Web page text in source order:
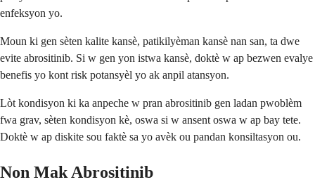
enfeksyon yo.
Moun ki gen sèten kalite kansè, patikilyèman kansè nan san, ta dwe
evite abrositinib. Si w gen yon istwa kansè, doktè w ap bezwen evalye
benefis yo kont risk potansyèl yo ak anpil atansyon.
Lòt kondisyon ki ka anpeche w pran abrositinib gen ladan pwoblèm
fwa grav, sèten kondisyon kè, oswa si w ansent oswa w ap bay tete.
Doktè w ap diskite sou faktè sa yo avèk ou pandan konsiltasyon ou.
Non Mak Abrositinib